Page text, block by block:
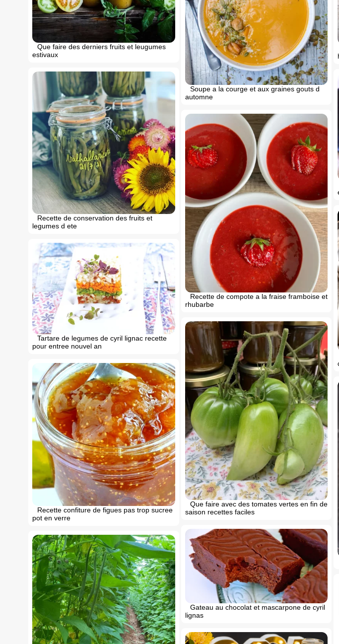
Que faire des derniers fruits et leugumes
estivaux
Soupe a la courge et aux graines gouts d
automne
Recette de conservation des fruits et
legumes d ete
Recette de compote a la fraise framboise et
rhubarbe
Tartare de legumes de cyril lignac recette
pour entree nouvel an
Que faire avec des tomates vertes en fin de
saison recettes faciles
Recette confiture de figues pas trop sucree
pot en verre
Gateau au chocolat et mascarpone de cyril
lignas